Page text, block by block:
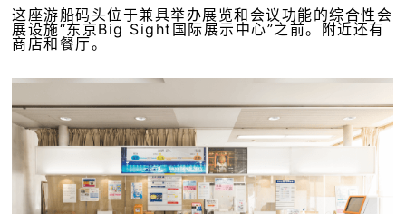
这座游船码头位于兼具举办展览和会议功能的综合性会
展设施“东京Big Sight国际展示中心”之前。附近还有
商店和餐厅。